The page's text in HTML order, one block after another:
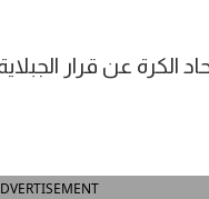
الكرة عن قرار